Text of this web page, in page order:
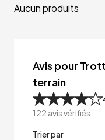
Aucun produits
Avis pour
terrain
122 avis vérifiés
Trier par